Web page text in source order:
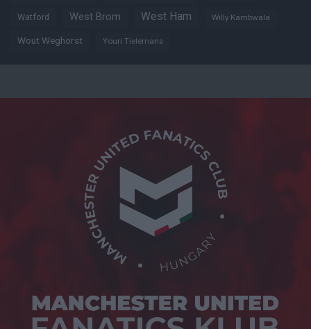
Watford West Brom West Ham Willy Kambwala
Wout Weghorst Youri Tielemans